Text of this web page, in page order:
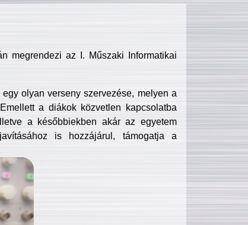
megrendezi az I. Műszaki Informatikai
olyan verseny szervezése, melyen a
a diákok közvetlen kapcsolatba
a későbbiekben akár az egyetem
is hozzájárul, támogatja a